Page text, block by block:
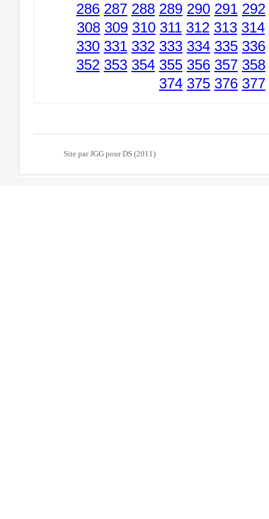
286 287 288 289 290 291 292
308 309 310 311 312 313 314
330 331 332 333 334 335 336
352 353 354 355 356 357 358
374 375 376 377
Site par JGG pour DS (2011)